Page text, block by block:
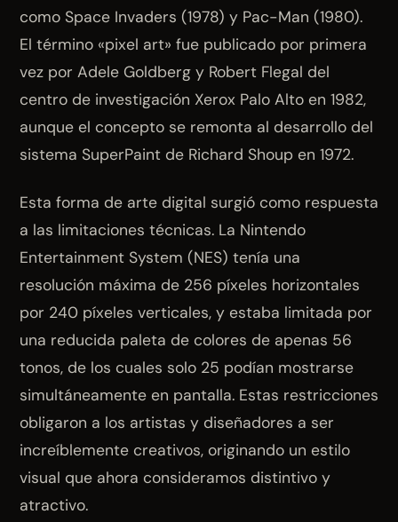
como Space Invaders (1978) y Pac-Man (1980).
El término «pixel art» fue publicado por primera
vez por Adele Goldberg y Robert Flegal del
centro de investigación Xerox Palo Alto en 1982,
aunque el concepto se remonta al desarrollo del
sistema SuperPaint de Richard Shoup en 1972.
Esta forma de arte digital surgió como respuesta
a las limitaciones técnicas. La Nintendo
Entertainment System (NES) tenía una
resolución máxima de 256 píxeles horizontales
por 240 píxeles verticales, y estaba limitada por
una reducida paleta de colores de apenas 56
tonos, de los cuales solo 25 podían mostrarse
simultáneamente en pantalla. Estas restricciones
obligaron a los artistas y diseñadores a ser
increíblemente creativos, originando un estilo
visual que ahora consideramos distintivo y
atractivo.